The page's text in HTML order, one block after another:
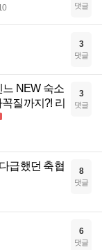
댓글
3
댓글
느 NEW 숙소
질까지?! 리
3
댓글
급했던 축협
8
댓글
6
댓글